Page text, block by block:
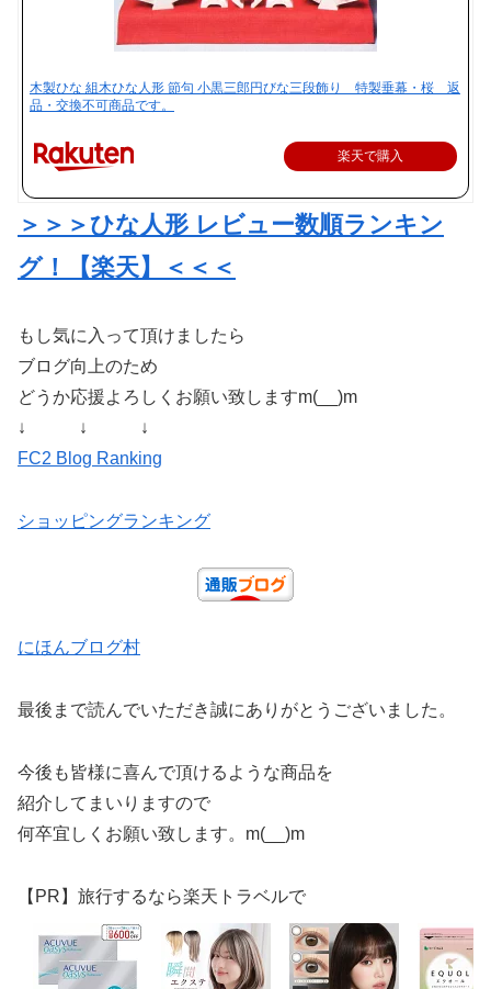
木製ひな 組木ひな人形 節句 小黒三郎円びな三段飾り 特製垂幕・桜 返
品・交換不可商品です。
楽天で購入
＞＞＞ひな人形 レビュー数順ランキン
グ！【楽天】＜＜＜
もし気に入って頂けましたら
ブログ向上のため
どうか応援よろしくお願い致しますm(__)m
↓ ↓ ↓
FC2 Blog Ranking
ショッピングランキング
にほんブログ村
最後まで読んでいただき誠にありがとうございました。
今後も皆様に喜んで頂けるような商品を
紹介してまいりますので
何卒宜しくお願い致します。m(__)m
【PR】旅行するなら楽天トラベルで